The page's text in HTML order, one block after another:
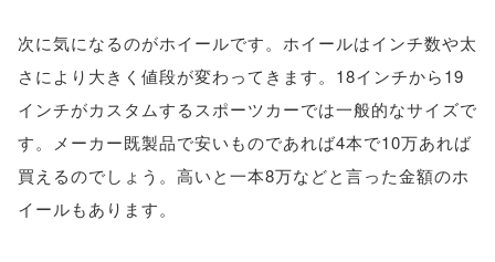
次に気になるのがホイールです。ホイールはインチ数や太
さにより大きく値段が変わってきます。18インチから19
インチがカスタムするスポーツカーでは一般的なサイズで
す。メーカー既製品で安いものであれば4本で10万あれば
買えるのでしょう。高いと一本8万などと言った金額のホ
イールもあります。